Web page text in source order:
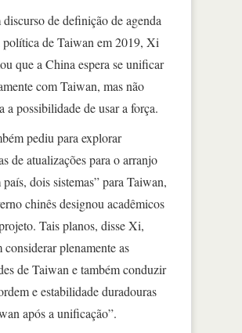
de definição de agenda
política de Taiwan em 2019, Xi
que a China espera se unificar
com Taiwan, mas não
a possibilidade de usar a força.
pediu para explorar
de atualizações para o arranjo
país, dois sistemas” para Taiwan,
chinês designou acadêmicos
Tais planos, disse Xi,
considerar plenamente as
de Taiwan e também conduzir
e estabilidade duradouras
após a unificação”.